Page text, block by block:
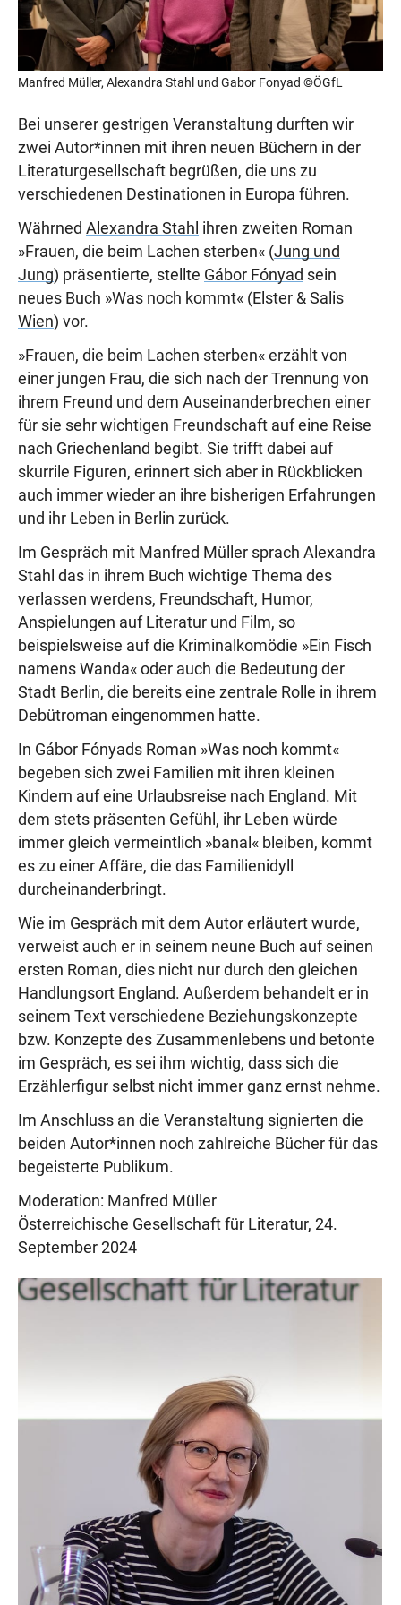
Manfred Müller, Alexandra Stahl und Gabor Fonyad ©ÖGfL
Bei unserer gestrigen Veranstaltung durften wir
zwei Autor*innen mit ihren neuen Büchern in der
Literaturgesellschaft begrüßen, die uns zu
verschiedenen Destinationen in Europa führen.
Währned Alexandra Stahl ihren zweiten Roman
»Frauen, die beim Lachen sterben« (Jung und
Jung) präsentierte, stellte Gábor Fónyad sein
neues Buch »Was noch kommt« (Elster & Salis
Wien) vor.
»Frauen, die beim Lachen sterben« erzählt von
einer jungen Frau, die sich nach der Trennung von
ihrem Freund und dem Auseinanderbrechen einer
für sie sehr wichtigen Freundschaft auf eine Reise
nach Griechenland begibt. Sie trifft dabei auf
skurrile Figuren, erinnert sich aber in Rückblicken
auch immer wieder an ihre bisherigen Erfahrungen
und ihr Leben in Berlin zurück.
Im Gespräch mit Manfred Müller sprach Alexandra
Stahl das in ihrem Buch wichtige Thema des
verlassen werdens, Freundschaft, Humor,
Anspielungen auf Literatur und Film, so
beispielsweise auf die Kriminalkomödie »Ein Fisch
namens Wanda« oder auch die Bedeutung der
Stadt Berlin, die bereits eine zentrale Rolle in ihrem
Debütroman eingenommen hatte.
In Gábor Fónyads Roman »Was noch kommt«
begeben sich zwei Familien mit ihren kleinen
Kindern auf eine Urlaubsreise nach England. Mit
dem stets präsenten Gefühl, ihr Leben würde
immer gleich vermeintlich »banal« bleiben, kommt
es zu einer Affäre, die das Familienidyll
durcheinanderbringt.
Wie im Gespräch mit dem Autor erläutert wurde,
verweist auch er in seinem neune Buch auf seinen
ersten Roman, dies nicht nur durch den gleichen
Handlungsort England. Außerdem behandelt er in
seinem Text verschiedene Beziehungskonzepte
bzw. Konzepte des Zusammenlebens und betonte
im Gespräch, es sei ihm wichtig, dass sich die
Erzählerfigur selbst nicht immer ganz ernst nehme.
Im Anschluss an die Veranstaltung signierten die
beiden Autor*innen noch zahlreiche Bücher für das
begeisterte Publikum.
Moderation: Manfred Müller
Österreichische Gesellschaft für Literatur, 24.
September 2024